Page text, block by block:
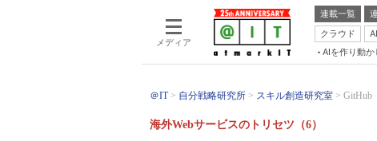
メディア
連載一覧
クラウド
AIを作り動
＠IT 自分戦略研究所 スキル創造研究室 GitHub
海外Webサービスのトリセツ（6）